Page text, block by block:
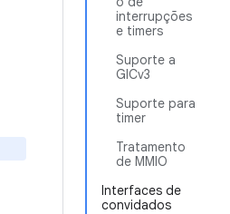
interrupções
e timers
Suporte a
GICv3
Suporte para
timer
Tratamento
de MMIO
Interfaces de
convidados